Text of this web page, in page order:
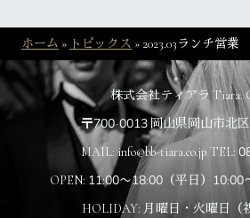
ホーム » トピックス » 2023.03ランチ営業
株式会社ティアラ Tiara.
〒700-0013 岡山県岡山市北
MAIL: info@bb-tiara.co.jp TEL:
OPEN: 11:00〜18:00（平日）10:00
HOLIDAY: 月曜日・火曜日（